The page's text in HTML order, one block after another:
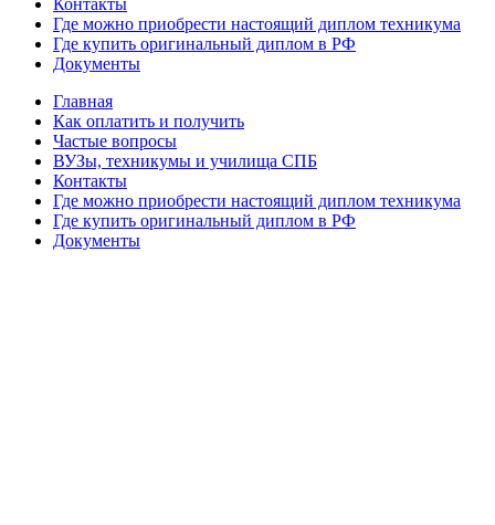
Где можно приобрести настоящий диплом техникума
Где купить оригинальный диплом в РФ
Документы
Главная
Как оплатить и получить
Частые вопросы
ВУЗы, техникумы и училища СПБ
Контакты
Где можно приобрести настоящий диплом техникума
Где купить оригинальный диплом в РФ
Документы